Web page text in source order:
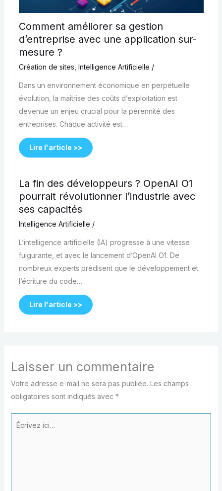
Comment améliorer sa gestion
d’entreprise avec une application sur-
mesure ?
Création de sites Intelligence Artificielle /
Dans un environnement économique en perpétuelle
évolution, la maîtrise des coûts d’exploitation est
devenue un enjeu crucial pour la pérennité des
entreprises. Chaque activité est…
Lire l'article >>
La fin des développeurs ? OpenAI O1
pourrait révolutionner l’industrie avec
ses capacités
Intelligence Artificielle /
L’intelligence artificielle (IA) progresse à une vitesse
fulgurante, et avec le lancement d’OpenAI O1. De
nombreux experts prédisent que le développement et
l’écriture du code…
Lire l'article >>
Laisser un commentaire
Votre adresse e-mail ne sera pas publiée. Les champs
obligatoires sont indiqués avec *
Écrivez